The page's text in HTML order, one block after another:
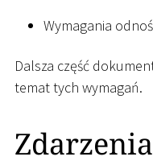
Wymagania
Dalsza część
temat tych wymagań.